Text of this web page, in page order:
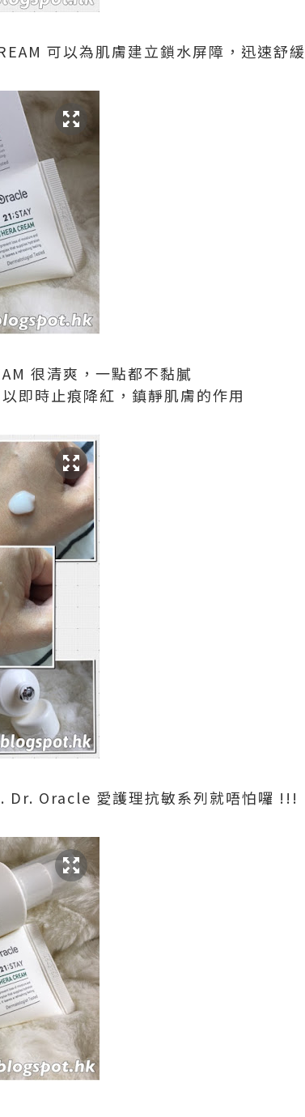
可以為肌膚建立鎖水屏障，迅速舒
很清爽，一點都不黏膩
即時止痕降紅，鎮靜肌膚的作用
Dr. Oracle 愛護理抗敏系列就唔怕囉 !!!